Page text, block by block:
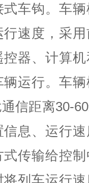
车钩。车
速度，采
器、计算
运行。车
信距离30-
息、运行
传输给控
列车运行